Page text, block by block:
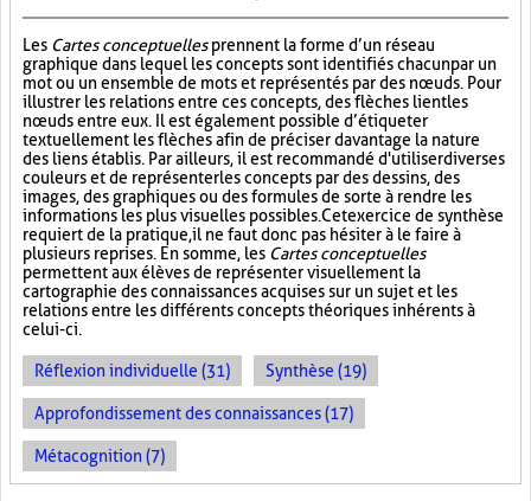
Les Cartes conceptuellesprennent la forme d’un réseau
graphique dans lequel les concepts sont identifiés chacun par un
mot ou un ensemble de mots et représentés par des nœuds. Pour
illustrer les relations entre ces concepts, des flèches lient les
nœuds entre eux. Il est également possible d’étiqueter
textuellement les flèches afin de préciser davantage la nature
des liens établis. Par ailleurs, il est recommandé d'utiliser diverses
couleurs et de représenter les concepts par des dessins, des
images, des graphiques ou des formules de sorte à rendre les
informations les plus visuelles possibles. Cet exercice de synthèse
requiert de la pratique, il ne faut donc pas hésiter à le faire à
plusieurs reprises. En somme, les Cartes conceptuelles
permettent aux élèves de représenter visuellement la
cartographie des connaissances acquises sur un sujet et les
relations entre les différents concepts théoriques inhérents à
celui-ci.
Réflexion individuelle (31) Synthèse (19)
Approfondissement des connaissances (17)
Métacognition (7)